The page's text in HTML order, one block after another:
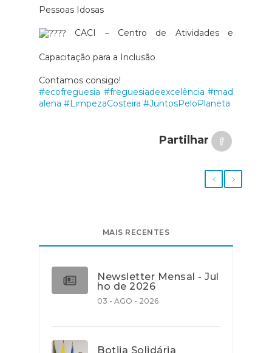
Pessoas Idosas
CACI – Centro de Atividades e
Capacitação para a Inclusão
Contamos consigo!
#ecofreguesia #freguesiadeexcelência #mad
alena #LimpezaCosteira #JuntosPeloPlaneta
Partilhar
MAIS RECENTES
Newsletter Mensal - Jul
ho de 2026
03 - AGO - 2026
Botija Solidária